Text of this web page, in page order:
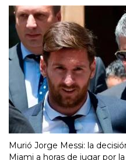
Murió Jorge Messi: la
Miami a horas de jugar por